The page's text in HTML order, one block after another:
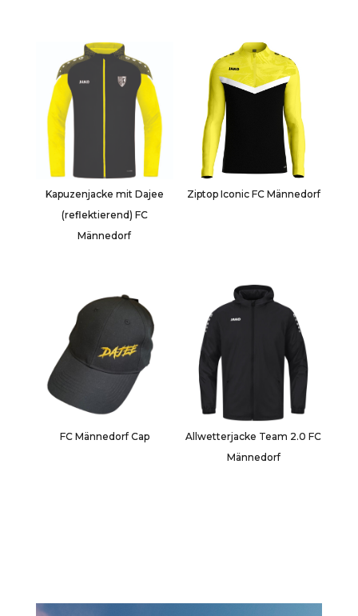
Kapuzenjacke mit Dajee
(reflektierend) FC
Männedorf
Ziptop Iconic FC Männedorf
FC Männedorf Cap
Allwetterjacke Team 2.0 FC
Männedorf